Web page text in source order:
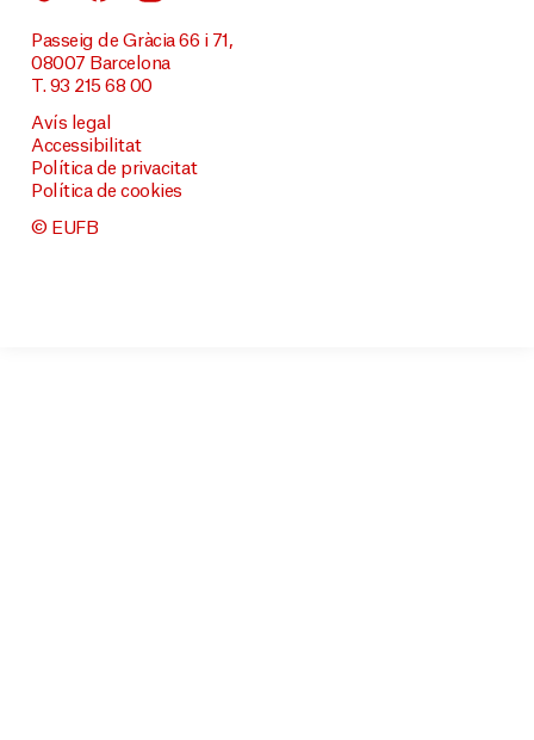
Passeig de Gràcia 66 i 71,
08007 Barcelona
T. 93 215 68 00
Avís legal
Accessibilitat
Política de privacitat
Política de cookies
© EUFB